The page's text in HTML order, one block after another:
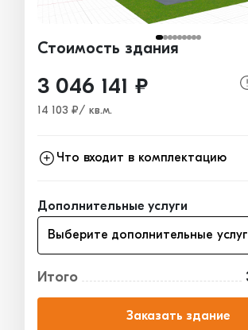
Стоимость здания
3 046 141 ₽
14 103 ₽/ кв.м.
Что входит в комплектацию
Ограждающие конструкции
Окна, двери, ворота
Дополнительные услуги
Выберите дополнительные
Итого
Заказать здание